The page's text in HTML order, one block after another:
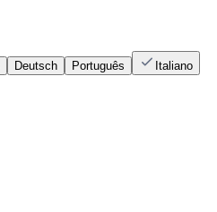
Deutsch Português
Italiano